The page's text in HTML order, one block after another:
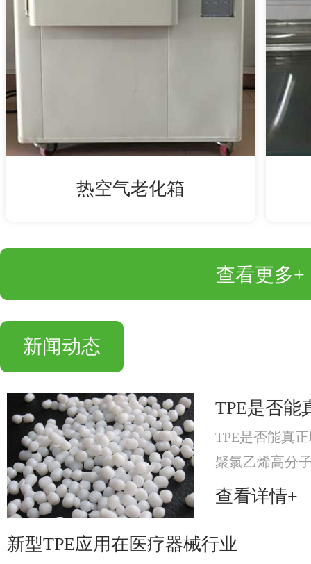
热空气老化箱
查看更多+
新闻动态
TPE是否能
TPE是否能真
聚氯乙烯高分
分，提升材料
查看详情+
新型TPE应用在医疗器械行业